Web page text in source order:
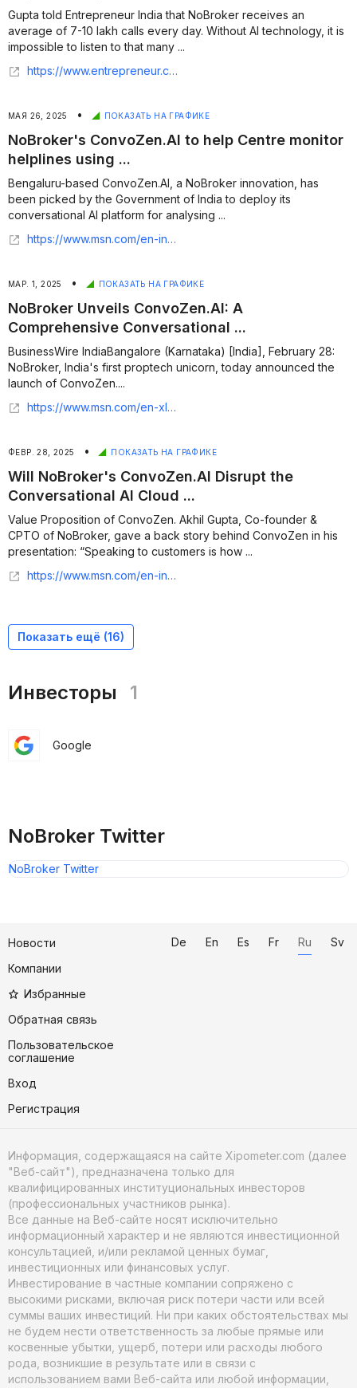
Gupta told Entrepreneur India that NoBroker receives an
average of 7-10 lakh calls every day. Without AI technology, it is
impossible to listen to that many ...
https://www.entrepreneur.com/en-in/news-and-trends/nobrokers-conversational-ai-cloud-bets-on-rapid-ai/496609
МАЯ 26, 2025 • ПОКАЗАТЬ НА ГРАФИКЕ
NoBroker's ConvoZen.AI to help Centre monitor
helplines using ...
Bengaluru-based ConvoZen.AI, a NoBroker innovation, has
been picked by the Government of India to deploy its
conversational AI platform for analysing ...
https://www.msn.com/en-in/money/topstories/nobrokers-convozenai-to-help-centre-monitor-helplines-using-conversational-ai/ar-AA1F71NE
МАР. 1, 2025 • ПОКАЗАТЬ НА ГРАФИКЕ
NoBroker Unveils ConvoZen.AI: A
Comprehensive Conversational ...
BusinessWire IndiaBangalore (Karnataka) [India], February 28:
NoBroker, India's first proptech unicorn, today announced the
launch of ConvoZen....
https://www.msn.com/en-xl/news/other/nobroker-unveils-convozen-ai-a-comprehensive-conversational-ai-cloud-for-the-agentic-era/ar-AA1zXFNl
ФЕВР. 28, 2025 • ПОКАЗАТЬ НА ГРАФИКЕ
Will NoBroker's ConvoZen.AI Disrupt the
Conversational AI Cloud ...
Value Proposition of ConvoZen. Akhil Gupta, Co-founder &
CPTO of NoBroker, gave a back story behind ConvoZen in his
presentation: “Speaking to customers is how ...
https://www.msn.com/en-in/money/news/will-nobroker-s-convozenai-disrupt-the-conversational-ai-cloud-market/ar-AA1zLNLy
Показать ещё (16)
Инвесторы 1
Google
NoBroker Twitter
NoBroker Twitter
Новости
Компании
Избранные
Обратная связь
Пользовательское
соглашение
Вход
Регистрация
De En Es Fr Ru Sv
Информация, содержащаяся на сайте Xipometer.com (далее
"Веб-сайт"), предназначена только для
квалифицированных институциональных инвесторов
(профессиональных участников рынка).
Все данные на Веб-сайте носят исключительно
информационный характер и не являются инвестиционной
консультацией, и/или рекламой ценных бумаг,
инвестиционных или финансовых услуг.
Инвестирование в частные компании сопряжено с
высокими рисками, включая риск потери части или всей
суммы ваших инвестиций. Ни при каких обстоятельствах мы
не будем нести ответственность за любые прямые или
косвенные убытки, ущерб, потери или расходы любого
рода, возникшие в результате или в связи с
использованием вами Веб-сайта или любой информации,